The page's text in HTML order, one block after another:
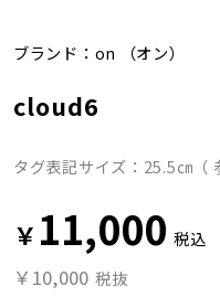
ブランド： on （オン）
cloud6
タグ表記サイズ：25.5㎝（
￥ 11,000 税込
￥10,000 税抜